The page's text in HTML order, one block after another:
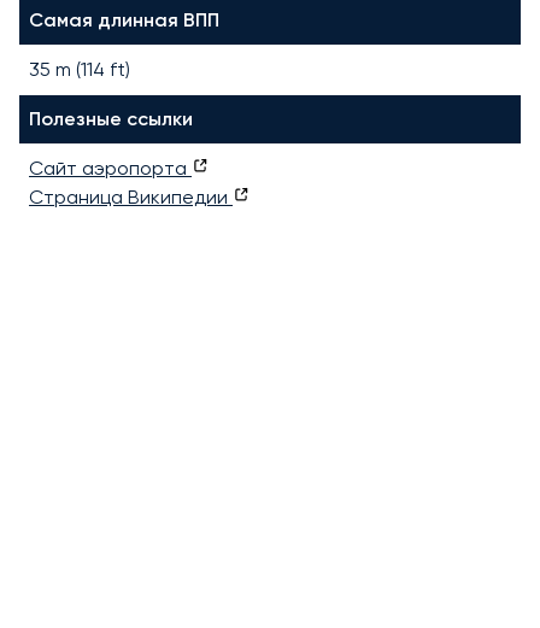
Самая длинная ВПП
35 m (114 ft)
Полезные ссылки
Сайт аэропорта
Страница Википедии